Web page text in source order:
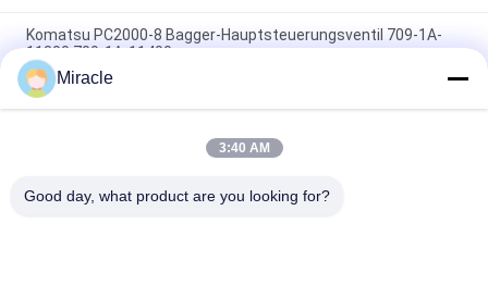
Komatsu PC2000-8 Bagger-Hauptsteuerungsventil 709-1A-
11300 709-1A-11400
PC160LC-7 PC160-7 Steuerventil Bagger Komatsu, 723-57-
16100 Bagger Hauptteile
VOE14541591 Bohrer-Hauptsteuerventil für Volvo EC290B
Miracle
3:40 AM
Good day, what product are you looking for?